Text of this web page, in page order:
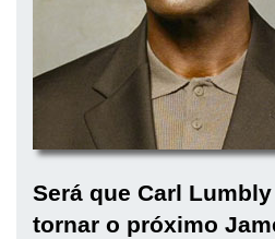
Será que Carl
tornar o próximo